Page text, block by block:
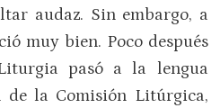
audaz. Sin embargo, a
muy bien. Poco después
pasó a la lengua
la Comisión Litúrgica,